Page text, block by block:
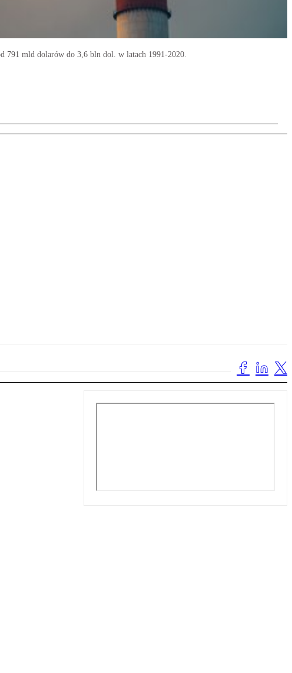
791 mld dolarów do 3,6 bln dol. w latach 1991-2020.